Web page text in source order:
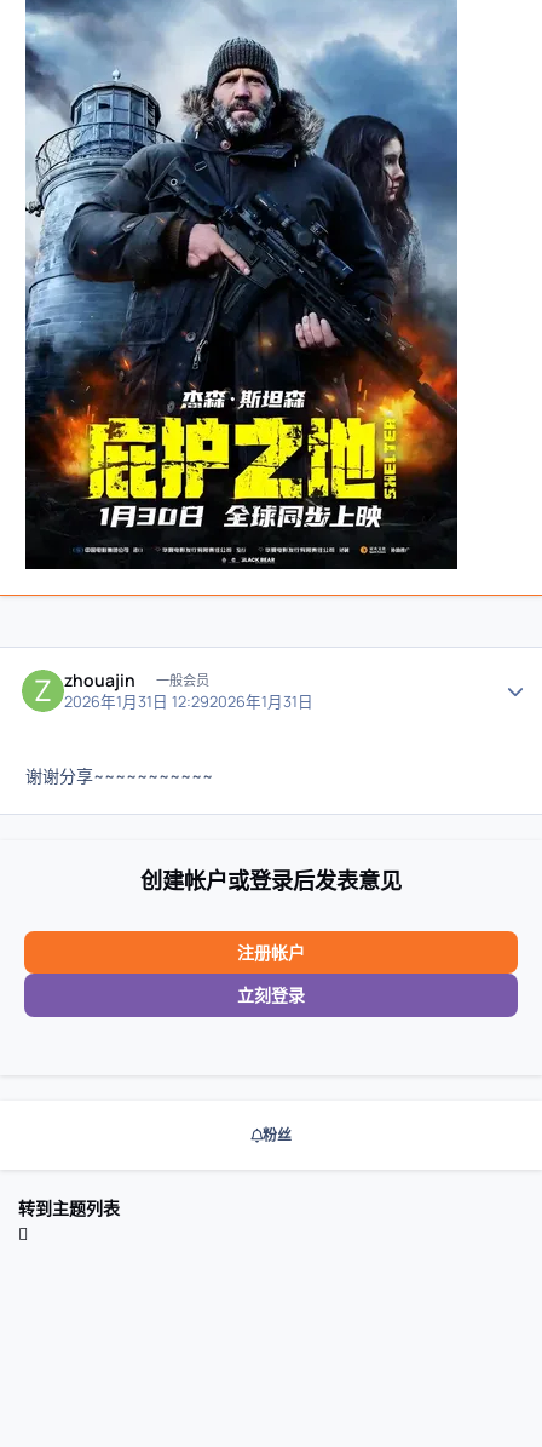
zhouajin 一般会员
2026年1月31日 12:292026年1月31日
谢谢分享~~~~~~~~~~~
创建帐户或登录后发表意见
注册帐户
立刻登录
粉丝
转到主题列表